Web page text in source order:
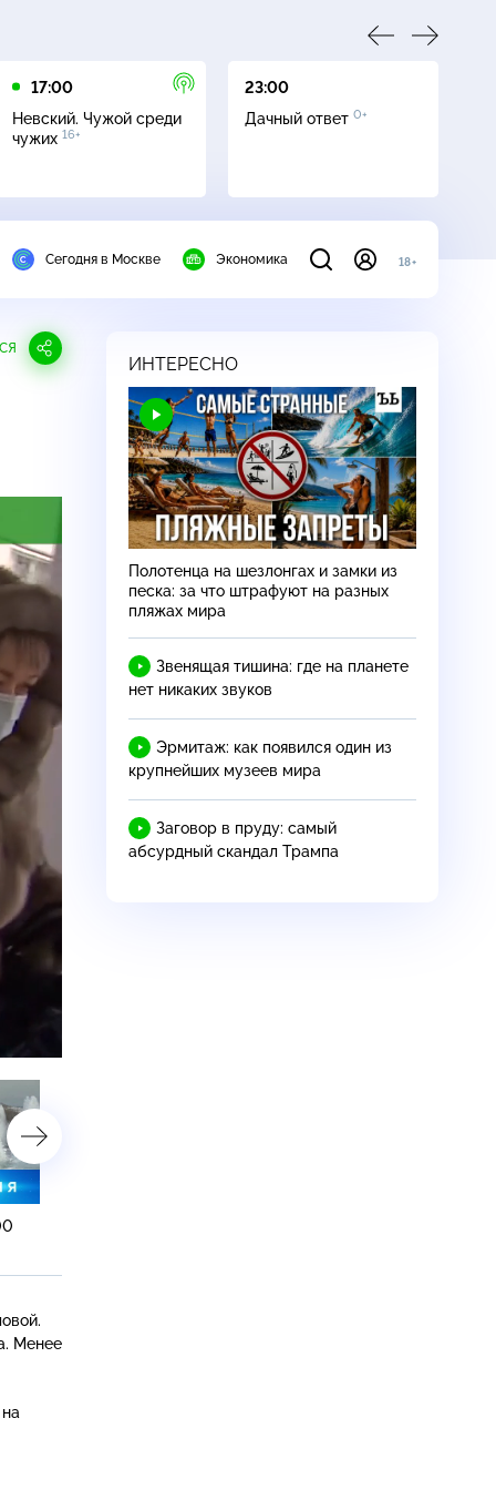
17:00
Невский. Чужой среди
чужих 16+
23:00
Дачный ответ 0+
Сегодня в Москве Экономика 18+
Менее
ИНТЕРЕСНО
Полотенца на шезлонгах и замки из
песка: за что штрафуют на разных
пляжах мира
Звенящая тишина: где на планете
нет никаких звуков
Эрмитаж: как появился один из
крупнейших музеев мира
Заговор в пруду: самый
абсурдный скандал Трампа